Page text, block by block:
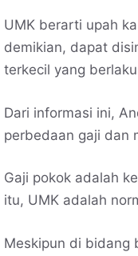
UMK berarti upah
demikian, dapat
terkecil yang
Dari informasi ini,
perbedaan gaji dan
Gaji pokok adalah
itu, UMK adalah
Meskipun di bidang